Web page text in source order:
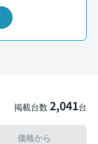
掲載台数2,041台
価格から